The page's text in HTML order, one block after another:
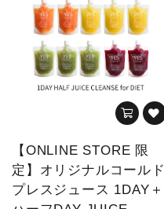
【ONLINE STORE 限
定】オリジナルコールド
プレスジュース 1DAY＋